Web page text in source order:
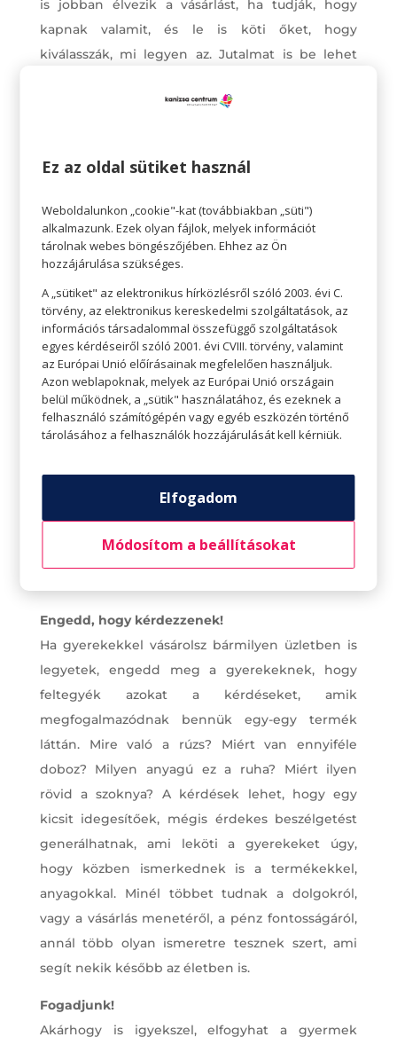
is jobban élvezik a vásárlást, ha tudják, hogy
kapnak valamit, és le is köti őket, hogy
kiválasszák, mi legyen az. Jutalmat is be lehet
elváráshoz: ,,Ha mellettem maradsz, és nem
mégis kettőnél többször rád kell szólnom, akkor
ezt nem tudjuk megtenni.”
Nem szabad elfelejteni, hogy a jutalom és a
megvesztegetés nem ugyanaz: jutalmat előre
előtt; így nincs akaratlanul megerősítve a rossz
viselkedés.
Engedd, hogy kérdezzenek!
Ha gyerekekkel vásárolsz bármilyen üzletben is
legyetek, engedd meg a gyerekeknek, hogy
feltegyék azokat a kérdéseket, amik
megfogalmazódnak bennük egy-egy termék
láttán. Mire való a rúzs? Miért van ennyiféle
doboz? Milyen anyagú ez a ruha? Miért ilyen
rövid a szoknya? A kérdések lehet, hogy egy
kicsit idegesítőek, mégis érdekes beszélgetést
generálhatnak, ami leköti a gyerekeket úgy,
hogy közben ismerkednek is a termékekkel,
anyagokkal. Minél többet tudnak a dolgokról,
vagy a vásárlás menetéről, a pénz fontosságáról,
annál több olyan ismeretre tesznek szert, ami
segít nekik később az életben is.
Fogadjunk!
Akárhogy is igyekszel, elfogyhat a gyermek
Ez az oldal sütiket használ
Weboldalunkon „cookie"-kat (továbbiakban „süti")
alkalmazunk. Ezek olyan fájlok, melyek információt
tárolnak webes böngészőjében. Ehhez az Ön
hozzájárulása szükséges.
A „sütiket" az elektronikus hírközlésről szóló 2003. évi C.
törvény, az elektronikus kereskedelmi szolgáltatások, az
információs társadalommal összefüggő szolgáltatások
egyes kérdéseiről szóló 2001. évi CVIII. törvény, valamint
az Európai Unió előírásainak megfelelően használjuk.
Azon weblapoknak, melyek az Európai Unió országain
belül működnek, a „sütik" használatához, és ezeknek a
felhasználó számítógépén vagy egyéb eszközén történő
tárolásához a felhasználók hozzájárulását kell kérniük.
Elfogadom
Módosítom a beállításokat